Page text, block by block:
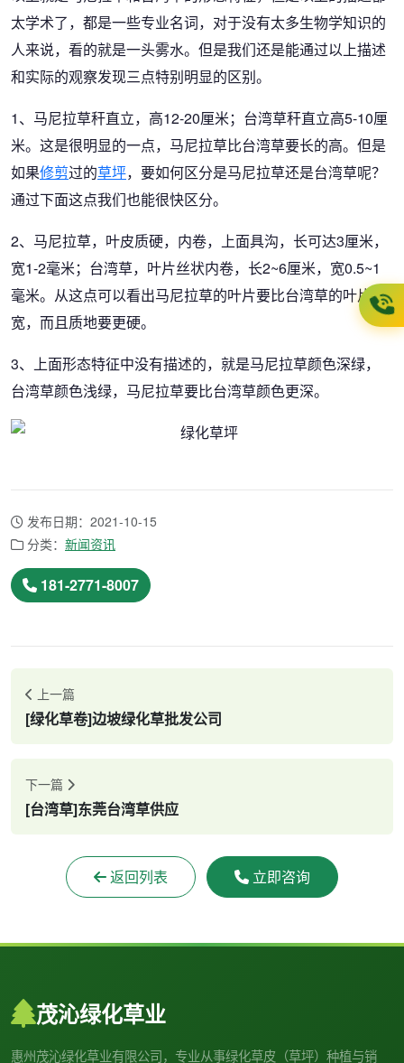
太学术了，都是一些专业名词，对于没有太多生物学知识的
人来说，看的就是一头雾水。但是我们还是能通过以上描述
和实际的观察发现三点特别明显的区别。
1、马尼拉草秆直立，高12-20厘米；台湾草秆直立高5-10厘
米。这是很明显的一点，马尼拉草比台湾草要长的高。但是
如果修剪过的草坪，要如何区分是马尼拉草还是台湾草呢？
通过下面这点我们也能很快区分。
2、马尼拉草，叶皮质硬，内卷，上面具沟，长可达3厘米，
宽1-2毫米；台湾草，叶片丝状内卷，长2~6厘米，宽0.5~1
毫米。从这点可以看出马尼拉草的叶片要比台湾草的叶片
宽，而且质地要更硬。
3、上面形态特征中没有描述的，就是马尼拉草颜色深绿，
台湾草颜色浅绿，马尼拉草要比台湾草颜色更深。
发布日期：2021-10-15
分类： 新闻资讯
181-2771-8007
上一篇
[绿化草卷]边坡绿化草批发公司
下一篇
[台湾草]东莞台湾草供应
返回列表 立即咨询
茂沁绿化草业
惠州茂沁绿化草业有限公司，专业从事绿化草皮（草坪）种植与销